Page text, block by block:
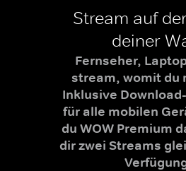
Stream auf
deiner
Fernseher,
stream, womit du
Inklusive
für alle mobilen
du WOW Premium
dir zwei Streams